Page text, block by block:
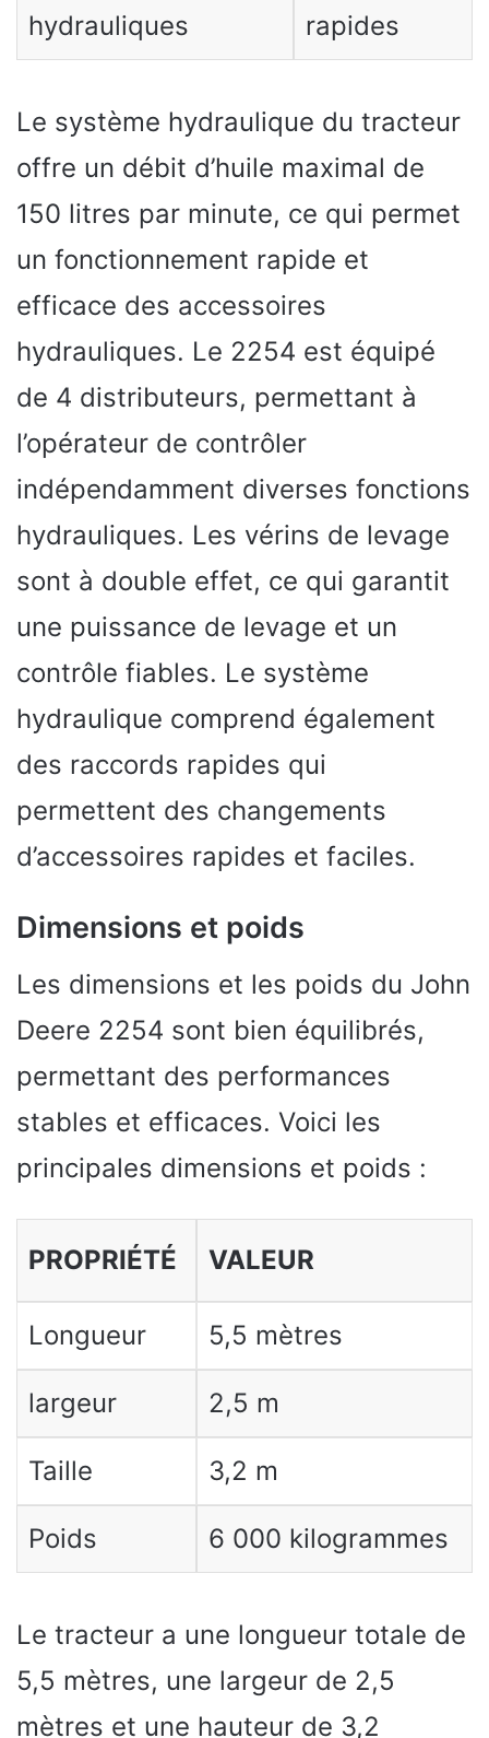
hydrauliques
rapides
Le système hydraulique du tracteur
offre un débit d’huile maximal de
150 litres par minute, ce qui permet
un fonctionnement rapide et
efficace des accessoires
hydrauliques. Le 2254 est équipé
de 4 distributeurs, permettant à
l’opérateur de contrôler
indépendamment diverses fonctions
hydrauliques. Les vérins de levage
sont à double effet, ce qui garantit
une puissance de levage et un
contrôle fiables. Le système
hydraulique comprend également
des raccords rapides qui
permettent des changements
d’accessoires rapides et faciles.
Dimensions et poids
Les dimensions et les poids du John
Deere 2254 sont bien équilibrés,
permettant des performances
stables et efficaces. Voici les
principales dimensions et poids :
PROPRIÉTÉ VALEUR
Longueur 5,5 mètres
largeur 2,5 m
Taille 3,2 m
Poids 6 000 kilogrammes
Le tracteur a une longueur totale de
5,5 mètres, une largeur de 2,5
mètres et une hauteur de 3,2